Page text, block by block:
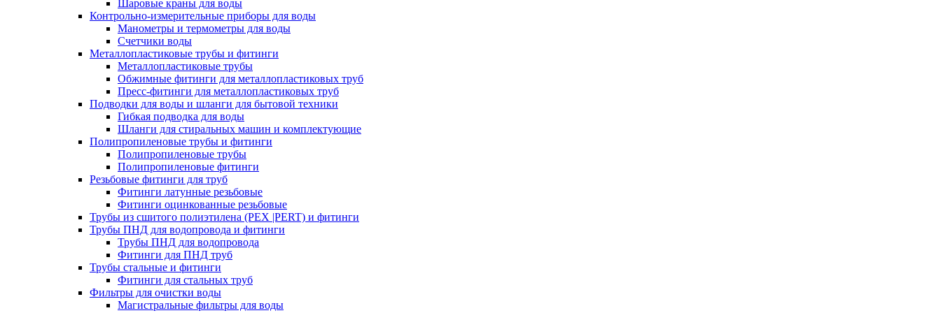
Шаровые краны для воды
Контрольно-измерительные приборы для воды
Манометры и термометры для воды
Счетчики воды
Металлопластиковые трубы и фитинги
Металлопластиковые трубы
Обжимные фитинги для металлопластиковых труб
Пресс-фитинги для металлопластиковых труб
Подводки для воды и шланги для бытовой техники
Гибкая подводка для воды
Шланги для стиральных машин и комплектующие
Полипропиленовые трубы и фитинги
Полипропиленовые трубы
Полипропиленовые фитинги
Резьбовые фитинги для труб
Фитинги латунные резьбовые
Фитинги оцинкованные резьбовые
Трубы из сшитого полиэтилена (PEX |PERT) и фитинги
Трубы ПНД для водопровода и фитинги
Трубы ПНД для водопровода
Фитинги для ПНД труб
Трубы стальные и фитинги
Фитинги для стальных труб
Фильтры для очистки воды
Магистральные фильтры для воды